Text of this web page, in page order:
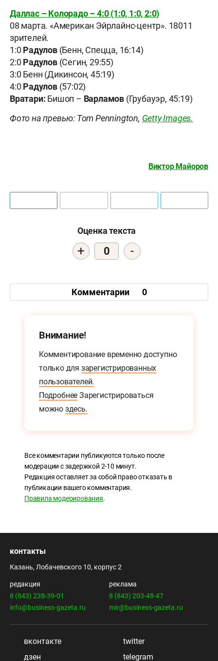
Даллас – Колорадо – 4:0 (1:0, 1:0, 2:0)
08 марта. «Американ Эйрлайнс-центр». 18011
зрителей.
1:0 Радулов(Бенн, Спецца, 16:14)
2:0 Радулов(Сегин, 29:55)
3:0 Бенн (Дикинсон, 45:19)
4:0 Радулов(57:02)
Вратари: Бишоп – Варламов (Грубауэр, 45:19)
Фото на превью: Tom Pennington, Getty Images.
Виктор Майоров
Оценка текста
+ 0 -
Комментарии 0
Внимание!
Комментирование временно доступно
только для зарегистрированных
пользователей.
Подробнее Зарегистрироваться
можно здесь.
Все комментарии публикуются только после
модерации с задержкой 2-10 минут.
Редакция оставляет за собой право отказать в
публикации вашего комментария.
Правила модерирования.
контакты
Казань, Лобачевского 10, корпус 2
редакция
8 (843) 238-39-01
info@business-gazeta.ru
реклама
8 (843) 203-48-47
mir@business-gazeta.ru
вконтакте
twitter
дзен
telegram